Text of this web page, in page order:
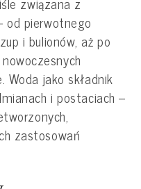
od pierwotnego
i bulionów, aż po
jako składnik
i postaciach –
zastosowań